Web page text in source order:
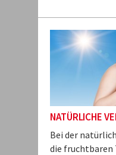
NATÜRLICHE
Bei der
die fruchtbaren